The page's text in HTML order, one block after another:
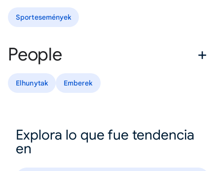
Sportesemények
People
Elhunytak Emberek
Explora lo que fue tendencia
en